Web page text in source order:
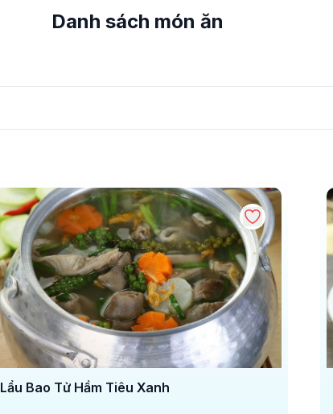
Danh sách món ăn
Lẩu Bao Tử Hầm Tiêu Xanh